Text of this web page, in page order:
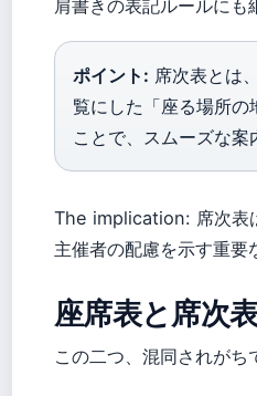
肩書きの表記ルールにも
ポイント: 席次表とは
覧にした「座る場所
ことで、スムーズな
The implication: 席次表
主催者の配慮を示す重要
座席表と席次
この二つ、混同されが